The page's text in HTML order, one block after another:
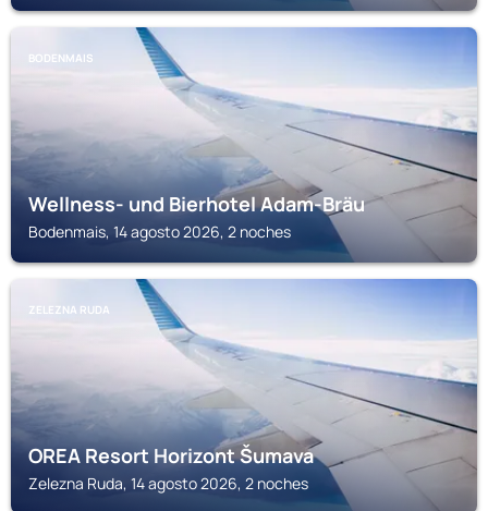
BODENMAIS
Wellness- und Bierhotel Adam-Bräu
Bodenmais, 14 agosto 2026, 2 noches
ZELEZNA RUDA
OREA Resort Horizont Šumava
Zelezna Ruda, 14 agosto 2026, 2 noches